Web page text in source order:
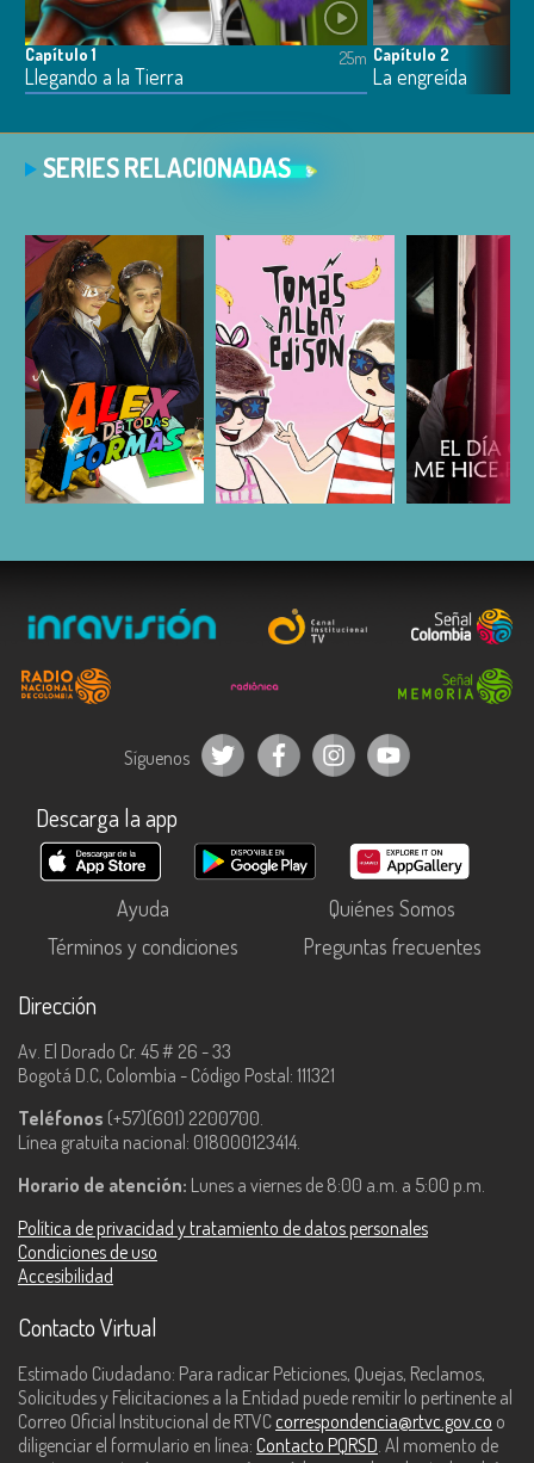
Capítulo 1
Llegando a la Tierra
25m Capítulo 2
La engreída
SERIES RELACIONADAS
ESCUCHAR ESCUCHAR
Síguenos
Descarga la app
Ayuda
Quiénes Somos
Términos y condiciones
Preguntas frecuentes
Dirección
Av. El Dorado Cr. 45 # 26 - 33
Bogotá D.C, Colombia - Código Postal: 111321
Teléfonos (+57)(601) 2200700.
Línea gratuita nacional: 018000123414.
Horario de atención: Lunes a viernes de 8:00 a.m. a 5:00 p.m.
Política de privacidad y tratamiento de datos personales
Condiciones de uso
Accesibilidad
Contacto Virtual
Estimado Ciudadano: Para radicar Peticiones, Quejas, Reclamos,
Solicitudes y Felicitaciones a la Entidad puede remitir lo pertinente al
Correo Oficial Institucional de RTVC correspondencia@rtvc.gov.co o
diligenciar el formulario en línea: Contacto PQRSD. Al momento de